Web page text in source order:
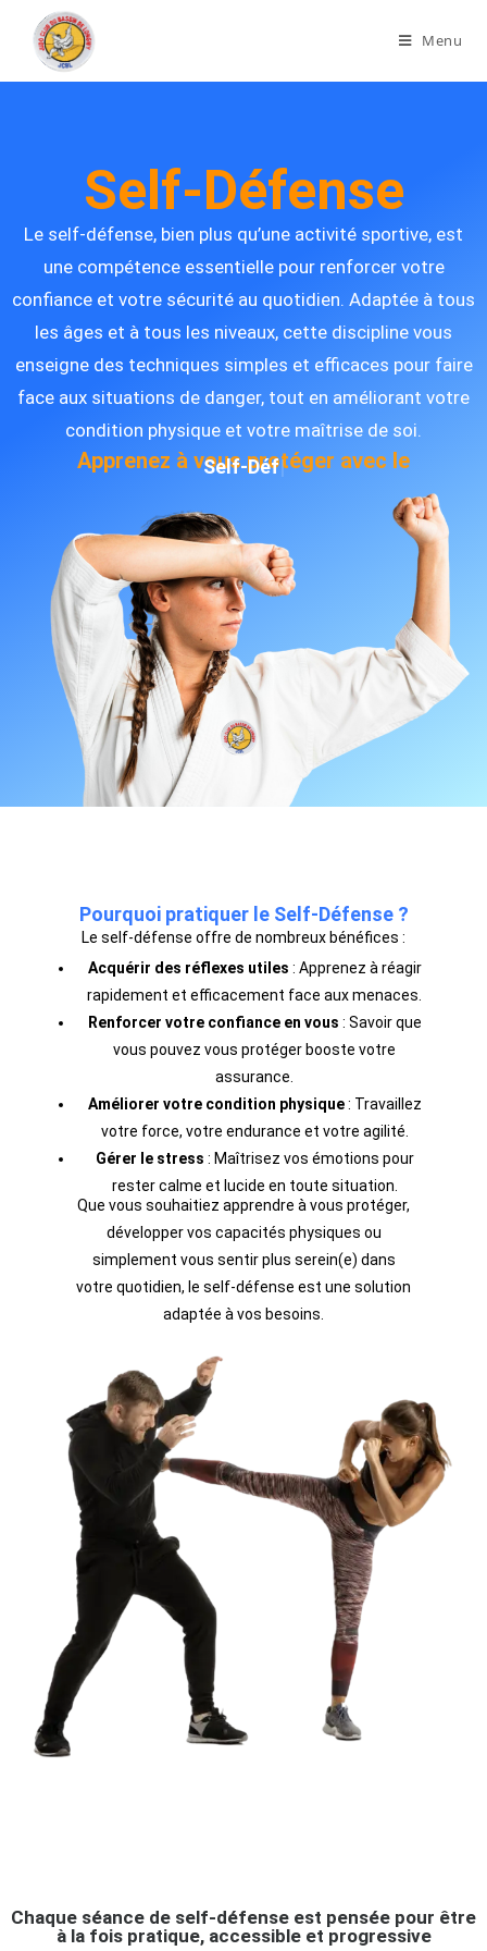
Menu
Self-Défense
Le self-défense, bien plus qu’une activité sportive, est
une compétence essentielle pour renforcer votre
confiance et votre sécurité au quotidien. Adaptée à tous
les âges et à tous les niveaux, cette discipline vous
enseigne des techniques simples et efficaces pour faire
face aux situations de danger, tout en améliorant votre
condition physique et votre maîtrise de soi.
Apprenez à vous protéger avec le
Self-Défense
Pourquoi pratiquer le Self-Défense ?
Le self-défense offre de nombreux bénéfices :
Acquérir des réflexes utiles : Apprenez à réagir
rapidement et efficacement face aux menaces.
Renforcer votre confiance en vous : Savoir que
vous pouvez vous protéger booste votre
assurance.
Améliorer votre condition physique: Travaillez
votre force, votre endurance et votre agilité.
Gérer le stress : Maîtrisez vos émotions pour
rester calme et lucide en toute situation.
Que vous souhaitiez apprendre à vous protéger,
développer vos capacités physiques ou
simplement vous sentir plus serein(e) dans
votre quotidien, le self-défense est une solution
adaptée à vos besoins.
Chaque séance de self-défense est pensée pour être
à la fois pratique, accessible et progressive